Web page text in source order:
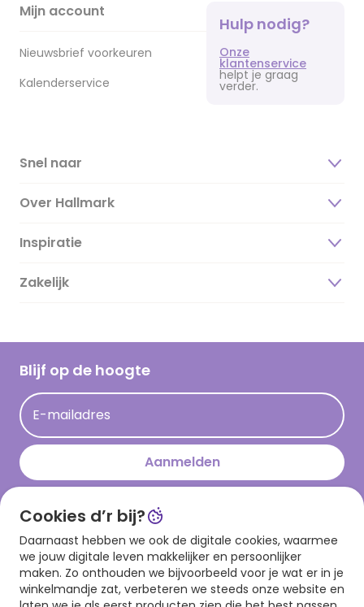
Mijn account
Nieuwsbrief voorkeuren
Kalenderservice
Hulp nodig?
Onze
klantenservice
helpt je graag
verder.
Snel naar
Over Hallmark
Over ons
Duurzaamheid
Hallmark Kaartclub
Acties
Persberichten
Hallmark en Kinderpostzegels
Inspiratie
Magazine
Cadeau inspiratie
Kaartinspiratie
Zakelijk
Blijf op de hoogte
E-mailadres
Aanmelden
Download onze app
Cookies d’r bij?
Daarnaast hebben we ook de digitale cookies, waarmee
we jouw digitale leven makkelijker en persoonlijker
maken. Zo onthouden we bijvoorbeeld voor je wat er in je
winkelmandje zat, verbeteren we steeds onze website en